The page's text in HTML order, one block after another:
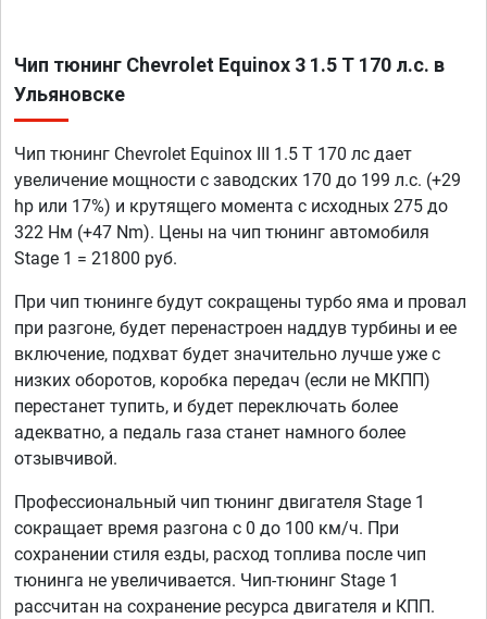
Чип тюнинг Chevrolet Equinox 3 1.5 T 170 л.с. в
Ульяновске
Чип тюнинг Chevrolet Equinox III 1.5 T 170 лс дает
увеличение мощности с заводских 170 до 199 л.с. (+29
hp или 17%) и крутящего момента с исходных 275 до
322 Нм (+47 Nm). Цены на чип тюнинг автомобиля
Stage 1 = 21800 руб.
При чип тюнинге будут сокращены турбо яма и провал
при разгоне, будет перенастроен наддув турбины и ее
включение, подхват будет значительно лучше уже с
низких оборотов, коробка передач (если не МКПП)
перестанет тупить, и будет переключать более
адекватно, а педаль газа станет намного более
отзывчивой.
Профессиональный чип тюнинг двигателя Stage 1
сокращает время разгона с 0 до 100 км/ч. При
сохранении стиля езды, расход топлива после чип
тюнинга не увеличивается. Чип-тюнинг Stage 1
рассчитан на сохранение ресурса двигателя и КПП.